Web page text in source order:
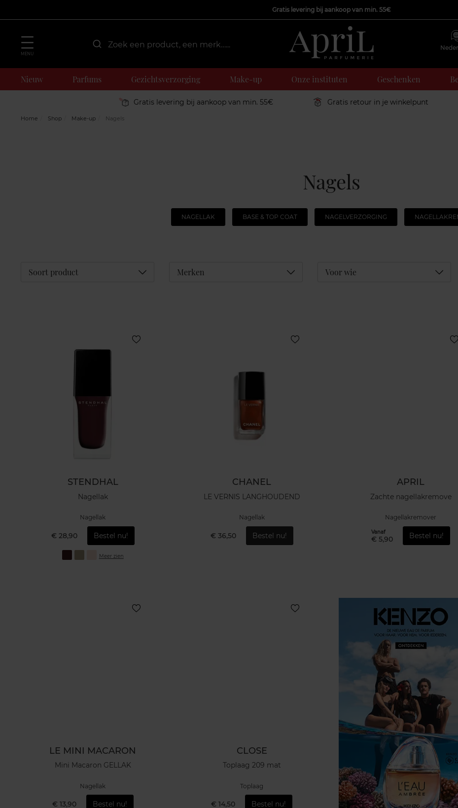
Gratis levering bij aankoop van min. 55€
MENU
Nieuw Parfums Gezichtsverzorging Make-up Onze instituten Geschenken
Gratis levering bij aankoop van min. 55€ Gratis retour in je winkelpunt
Home Shop Make-up Nagels
Nagels
NAGELLAK BASE & TOP COAT NAGELVERZORGING
Soort product Déplier Merken Déplier Voor wie Déplier
STENDHAL
Nagellak
Nagellak
€ 28,90 Bestel nu!
Meer zien
CHANEL
LE VERNIS LANGHOUDEND
Nagellak
€ 36,50 Bestel nu!
APRIL
Zachte nagellakremove
Nagellakremover
Vanaf
€ 5,90 Bestel nu!
LE MINI MACARON
Mini Macaron GELLAK
Nagellak
€ 13,90 Bestel nu!
CLOSE
Toplaag 209 mat
Toplaag
€ 14,50 Bestel nu!